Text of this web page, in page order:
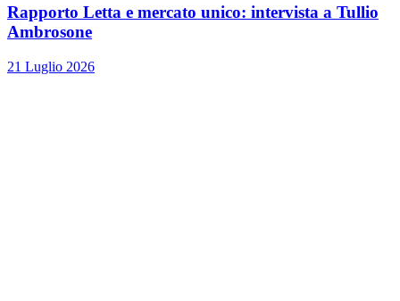
Rapporto Letta e mercato unico: intervista a Tullio
Ambrosone
21 Luglio 2026